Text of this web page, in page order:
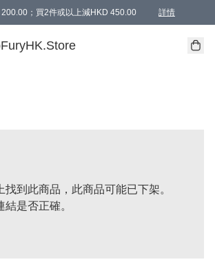
；買2件或以上減HKD 450.00 詳情
以上（按會員等級）AAPE products, members can
上減HKD 100.00
運費優惠！（適用於 特定的送貨方式 )
找到此商品，此商品可能已下架。
是否正確。